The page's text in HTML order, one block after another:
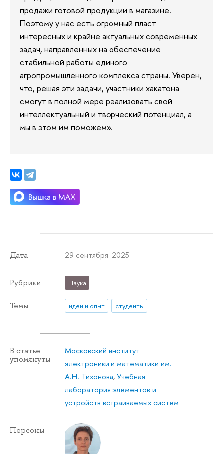
продажи готовой продукции в магазине.
Поэтому у нас есть огромный пласт
интересных и крайне актуальных современных
задач, направленных на обеспечение
стабильной работы единого
агропромышленного комплекса страны. Уверен,
что, решая эти задачи, участники хакатона
смогут в полной мере реализовать свой
интеллектуальный и творческий потенциал, а
мы в этом им поможем».
Дата 29 сентября 2025
Рубрики Наука
Темы идеи и опыт студенты
В статье
упомянуты
Московский институт
электроники и математики им.
А.Н. Тихонова,Учебная
лаборатория элементов и
устройств встраиваемых систем
Персоны